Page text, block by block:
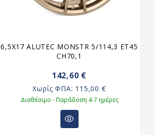
6,5X17 ALUTEC MONSTR 5/114,3 ET45
CH70,1
142,60 €
Χωρίς ΦΠΑ: 115,00 €
Διαθέσιμο - Παράδοση 4-7 ημέρες